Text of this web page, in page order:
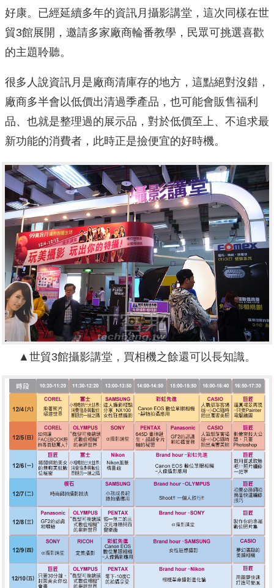
好康。已經延續多年的資訊月攝影講堂，這次同樣在世
貿3館展開，邀請多家廠商輪番教學，民眾可挑選喜歡
的主題聆聽。
很多人說資訊月是廠商清庫存的地方，這點絕對沒錯，
廠商多半會以低價出清過季產品，也可能會販售福利
品、也就是整理過的展示品，對於低價至上、不追求最
新功能的消費者，此時正是撿便宜的好時機。
▲世貿3館攝影講堂，買相機之餘還可以長知識。